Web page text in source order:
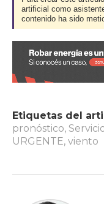
artificial como
contenido ha sido
Etiquetas del
pronóstico,
URGENTE, viento